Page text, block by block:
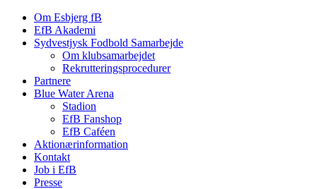
Om Esbjerg fB
EfB Akademi
Sydvestjysk Fodbold Samarbejde
Om klubsamarbejdet
Rekrutteringsprocedurer
Partnere
Blue Water Arena
Stadion
EfB Fanshop
EfB Caféen
Aktionærinformation
Kontakt
Job i EfB
Presse